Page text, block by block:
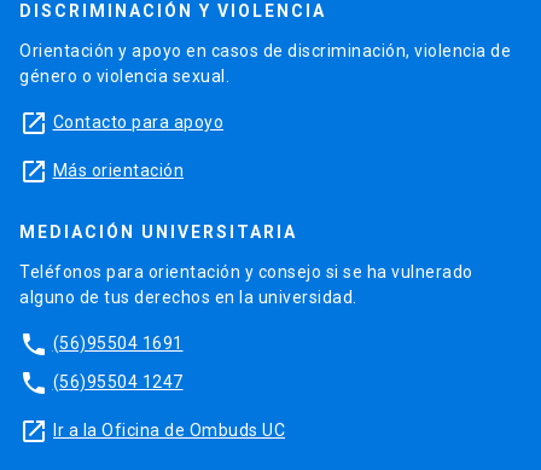
DISCRIMINACIÓN Y VIOLENCIA
Orientación y apoyo en casos de discriminación, violencia de
género o violencia sexual.
launch Contacto para apoyo
launch Más orientación
MEDIACIÓN UNIVERSITARIA
Teléfonos para orientación y consejo si se ha vulnerado
alguno de tus derechos en la universidad.
phone (56)95504 1691
phone (56)95504 1247
launch Ir a la Oficina de Ombuds UC